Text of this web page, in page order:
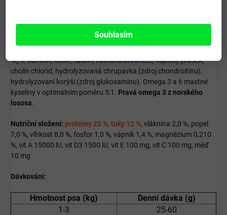
Souhlasím
slunečnicový olej, řepné řízky, lněné semínko, kvasnice,
%), L-karnitin, inulin, taurin, calciumcarbonate, vaječný prášek,
cholin chlorid, hydrolyzovaná chrupavka (zdroj chondroitinu),
hydrolyzovaní korýši (zdroj glukosaminu). Omega 3 a 6 mastné
kyseliny v optimálním poměru 5:1. Pravá omega 3 z norského
lososa.
Nutriční složení: proteiny 22 %, tuky 12 %, vláknina 2,0 %, popel
7,0 %, vlhkost 8,0 %, fosfor 1,0 %, vápník 1,4 %, magnézium 0,210
%, vit A 15000 lU, vit D3 1500 lU, vit E 100 mg, vit C 100 mg, měď
10 mg
Dávkování:
Hmotnost psa (kg)
Denní dávka (g)
1-3
25-60